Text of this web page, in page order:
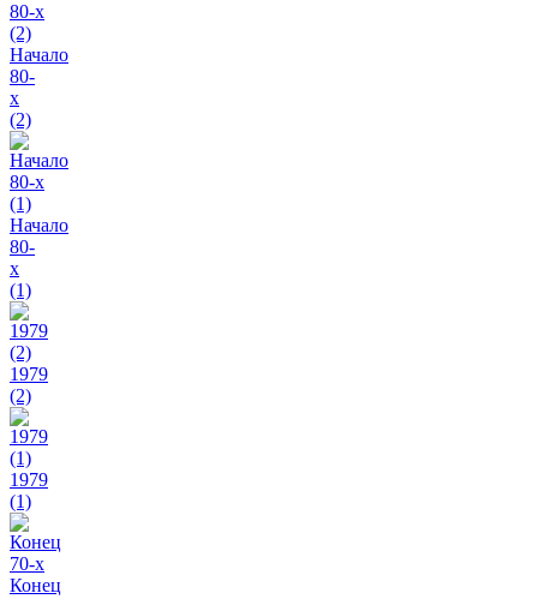
Начало
80-
х
(2)
Начало
80-
х
(1)
1979
(2)
1979
(1)
Конец